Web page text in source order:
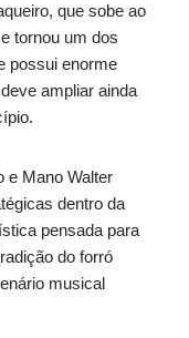
que sobe ao
tornou um dos
possui enorme
ampliar ainda
e Mano Walter
dentro da
pensada para
do forró
musical